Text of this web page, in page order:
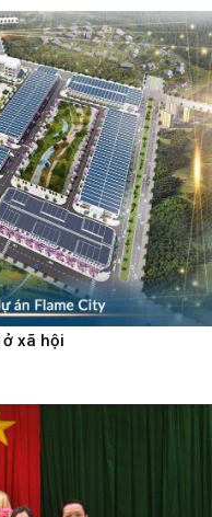
xã hội